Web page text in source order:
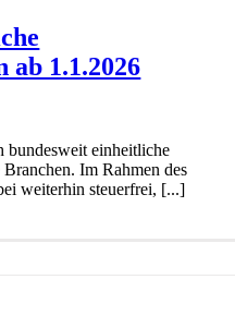
ab 1.1.2026
bundesweit einheitliche
Im Rahmen des
weiterhin steuerfrei, [...]